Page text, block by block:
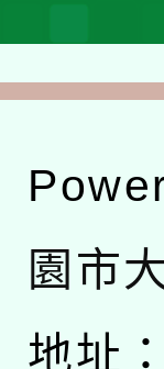
園市
地址：